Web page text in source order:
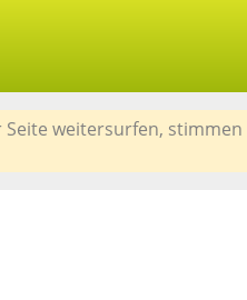
weitersurfen, stimmen